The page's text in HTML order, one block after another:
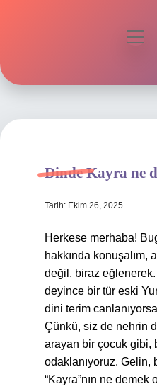
Hakkımızda
Dinde Kayra ne
Tarih: Ekim 26, 2025
Herkese merhaba!
hakkında konuşalım,
değil, biraz eğlenerek.
deyince bir tür eski
dini terim
Çünkü, siz de nehrin
arayan bir çocuk gibi,
odaklanıyoruz. Gelin,
“Kayra”nın ne